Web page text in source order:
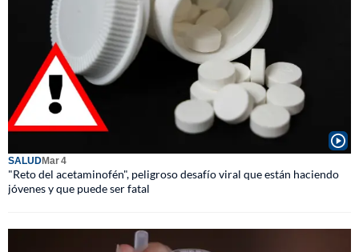
SALUDMar 4
"Reto del acetaminofén", peligroso desafío viral que están haciendo
jóvenes y que puede ser fatal